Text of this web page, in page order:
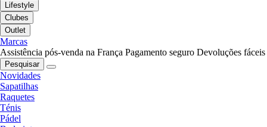
Lifestyle
Clubes
Outlet
Marcas
Assistência pós-venda na França Pagamento seguro Devoluções fáceis
Pesquisar
Novidades
Sapatilhas
Raquetes
Ténis
Pádel